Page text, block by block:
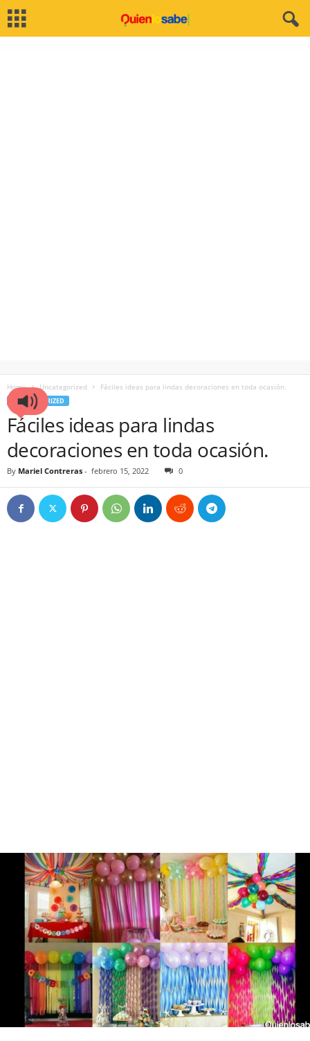
Home Uncategorized Fáciles ideas para lindas decoraciones en toda ocasión.
UNCATEGORIZED
Fáciles ideas para lindas
decoraciones en toda ocasión.
By Mariel Contreras - febrero 15, 2022 0